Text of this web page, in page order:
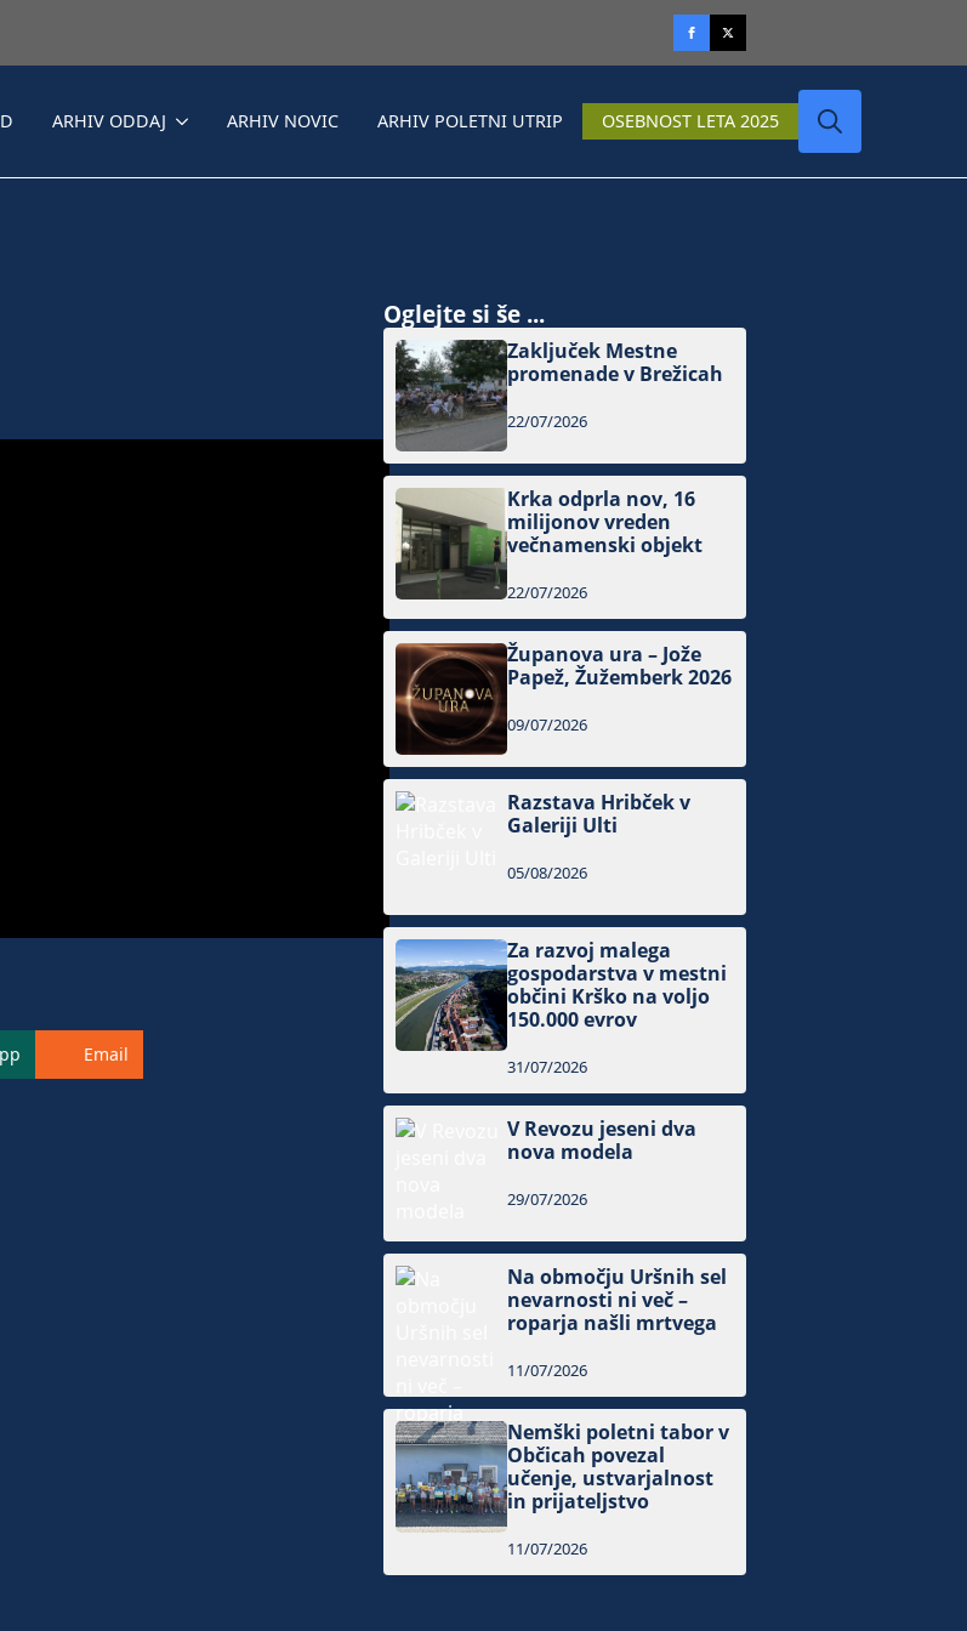
ARHIV ODDAJ ARHIV NOVIC ARHIV POLETNI UTRIP OSEBNOST LETA 2025
Email
Oglejte si še ...
Zaključek Mestne
promenade v Brežicah
22/07/2026
Krka odprla nov, 16
milijonov vreden
večnamenski objekt
22/07/2026
Županova ura – Jože
Papež, Žužemberk 2026
09/07/2026
Razstava Hribček v
Galeriji Ulti
05/08/2026
Za razvoj malega
gospodarstva v mestni
občini Krško na voljo
150.000 evrov
31/07/2026
V Revozu jeseni dva
nova modela
29/07/2026
Na območju Uršnih sel
nevarnosti ni več –
roparja našli mrtvega
11/07/2026
Nemški poletni tabor v
Občicah povezal
učenje, ustvarjalnost
in prijateljstvo
11/07/2026